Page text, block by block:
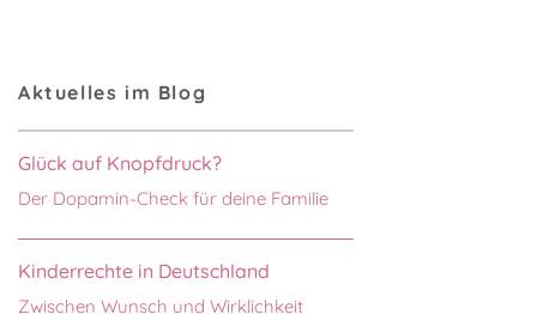
Aktuelles im Blog
Glück auf Knopfdruck?
Der Dopamin-Check für deine Familie
Kinderrechte in Deutschland
Zwischen Wunsch und Wirklichkeit